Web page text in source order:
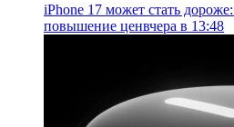
iPhone 17 может стать
повышение ценвчера в 13:48